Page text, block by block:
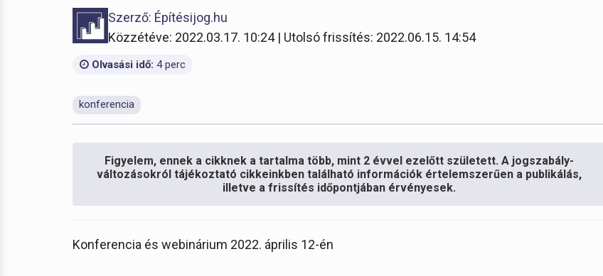
Szerző: Építésijog.hu
Közzétéve: 2022.03.17. 10:24 | Utolsó frissítés: 2022.06.15. 14:54
Olvasási idő: 4 perc
konferencia
Figyelem, ennek a cikknek a tartalma több, mint 2 évvel ezelőtt született. A jogszabály-
változásokról tájékoztató cikkeinkben található információk értelemszerűen a publikálás,
illetve a frissítés időpontjában érvényesek.
Konferencia és webinárium 2022. április 12-én